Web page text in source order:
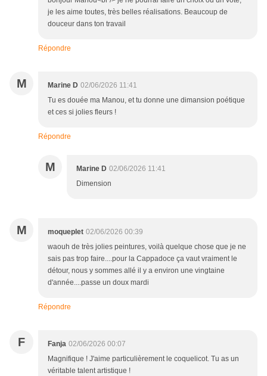
je les aime toutes, très belles réalisations. Beaucoup de
douceur dans ton travail
Répondre
M Marine D 02/06/2026 11:41
Tu es douée ma Manou, et tu donne une dimansion poétique
et ces si jolies fleurs !
Répondre
M Marine D 02/06/2026 11:41
Dimension
M moqueplet 02/06/2026 00:39
waouh de très jolies peintures, voilà quelque chose que je ne
sais pas trop faire....pour la Cappadoce ça vaut vraiment le
détour, nous y sommes allé il y a environ une vingtaine
d'année....passe un doux mardi
Répondre
F Fanja 02/06/2026 00:07
Magnifique ! J'aime particulièrement le coquelicot. Tu as un
véritable talent artistique !